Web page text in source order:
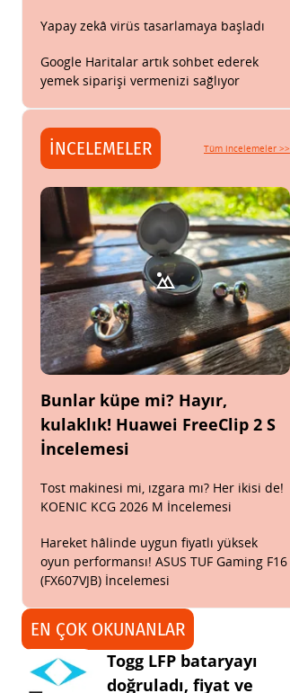
Yapay zekâ virüs tasarlamaya başladı
Google Haritalar artık sohbet ederek
yemek siparişi vermenizi sağlıyor
İNCELEMELER Tüm incelemeler >>
Bunlar küpe mi? Hayır,
kulaklık! Huawei FreeClip 2 S
İncelemesi
Tost makinesi mi, ızgara mı? Her ikisi de!
KOENIC KCG 2026 M İncelemesi
Hareket hâlinde uygun fiyatlı yüksek
oyun performansı! ASUS TUF Gaming F16
(FX607VJB) İncelemesi
EN ÇOK OKUNANLAR
Togg LFP bataryayı
doğruladı, fiyat ve